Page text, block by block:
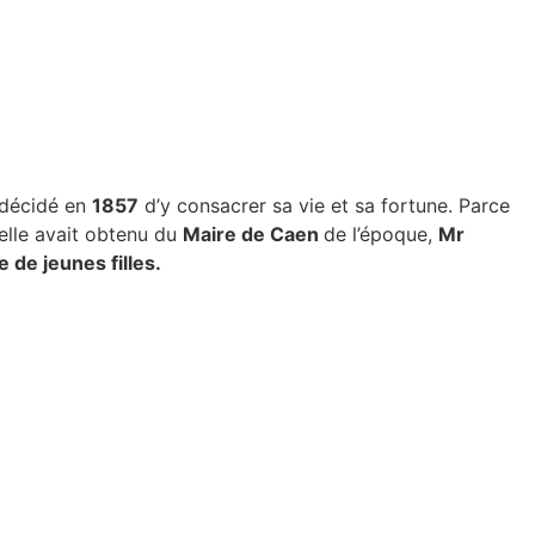
en 1857 d’y consacrer sa vie et sa fortune. Parce
avait obtenu du Maire de Caen de l’époque, Mr
de jeunes filles.